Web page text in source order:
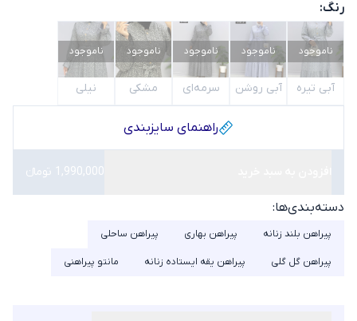
رنگ:
ناموجود
آبی تیره
ناموجود
آبی روشن
ناموجود
سرمه‌ای
ناموجود
مشکی
ناموجود
نیلی
راهنمای سایز‌بندی
1,990,000 تومانء
دسته‌بندی‌ها:
پیراهن بلند زنانه پیراهن بهاری پیراهن ساحلی
پیراهن گل گلی پیراهن یقه ایستاده زنانه مانتو پیراهنی